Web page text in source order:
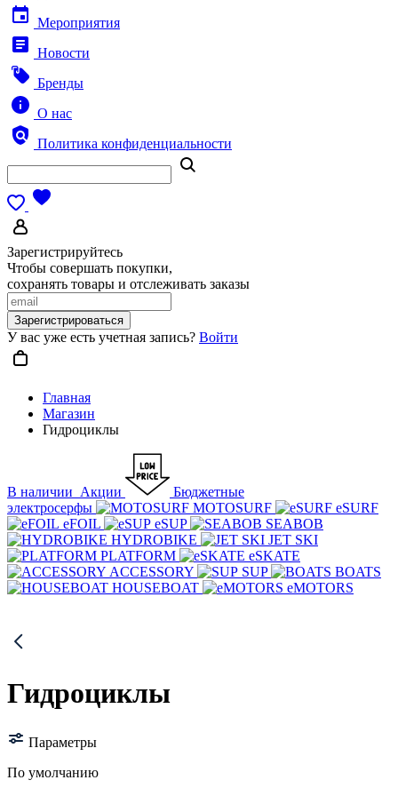
Мероприятия
Новости
Бренды
О нас
Политика конфиденциальности
Зарегистрируйтесь
Чтобы совершать покупки,
сохранять товары и отслеживать заказы
Зарегистрироваться
У вас уже есть учетная запись? Войти
Главная
Магазин
Гидроциклы
В наличии Акции
Бюджетные
электросерфы
MOTOSURF
eSURF
eFOIL
eSUP
SEABOB
HYDROBIKE
JET SKI
PLATFORM
eSKATE
ACCESSORY
SUP
BOATS
HOUSEBOAT
eMOTORS
Гидроциклы
Параметры
По умолчанию